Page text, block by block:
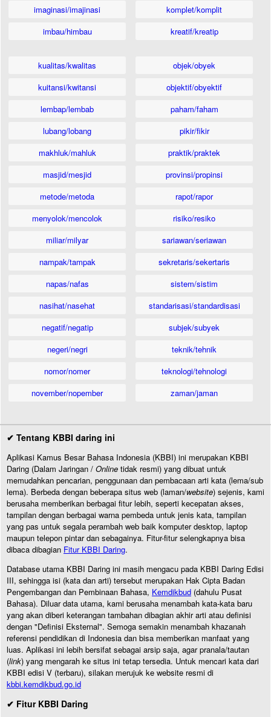
imaginasi/imajinasi
imbau/himbau
komplet/komplit
kreatif/kreatip
kualitas/kwalitas
kuitansi/kwitansi
lembap/lembab
lubang/lobang
makhluk/mahluk
masjid/mesjid
metode/metoda
menyolok/mencolok
miliar/milyar
nampak/tampak
napas/nafas
nasihat/nasehat
negatif/negatip
negeri/negri
nomor/nomer
november/nopember
objek/obyek
objektif/obyektif
paham/faham
pikir/fikir
praktik/praktek
provinsi/propinsi
rapot/rapor
risiko/resiko
sariawan/seriawan
sekretaris/sekertaris
sistem/sistim
standarisasi/standardisasi
subjek/subyek
teknik/tehnik
teknologi/tehnologi
zaman/jaman
✔ Tentang KBBI daring ini
Aplikasi Kamus Besar Bahasa Indonesia (KBBI) ini merupakan KBBI
Daring (Dalam Jaringan / Online tidak resmi) yang dibuat untuk
memudahkan pencarian, penggunaan dan pembacaan arti kata (lema/sub
lema). Berbeda dengan beberapa situs web (laman/website) sejenis, kami
berusaha memberikan berbagai fitur lebih, seperti kecepatan akses,
tampilan dengan berbagai warna pembeda untuk jenis kata, tampilan
yang pas untuk segala perambah web baik komputer desktop, laptop
maupun telepon pintar dan sebagainya. Fitur-fitur selengkapnya bisa
dibaca dibagian Fitur KBBI Daring.
Database utama KBBI Daring ini masih mengacu pada KBBI Daring Edisi
III, sehingga isi (kata dan arti) tersebut merupakan Hak Cipta Badan
Pengembangan dan Pembinaan Bahasa, Kemdikbud (dahulu Pusat
Bahasa). Diluar data utama, kami berusaha menambah kata-kata baru
yang akan diberi keterangan tambahan dibagian akhir arti atau definisi
dengan "Definisi Eksternal". Semoga semakin menambah khazanah
referensi pendidikan di Indonesia dan bisa memberikan manfaat yang
luas. Aplikasi ini lebih bersifat sebagai arsip saja, agar pranala/tautan
(link) yang mengarah ke situs ini tetap tersedia. Untuk mencari kata dari
KBBI edisi V (terbaru), silakan merujuk ke website resmi di
kbbi.kemdikbud.go.id
✔ Fitur KBBI Daring